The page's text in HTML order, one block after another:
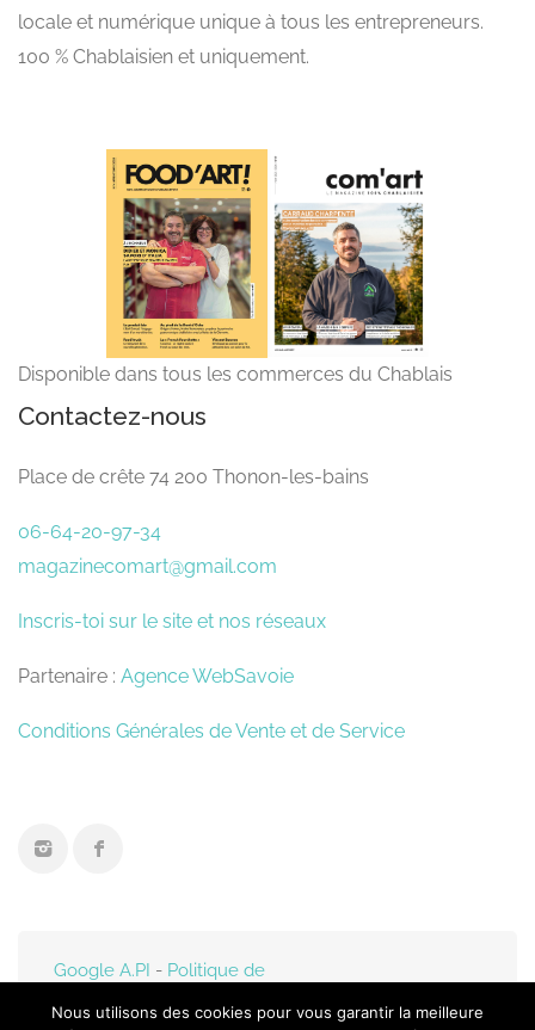
locale et numérique unique à tous les entrepreneurs.
100 % Chablaisien et uniquement.
Disponible dans tous les commerces du Chablais
Contactez-nous
Place de crête 74 200 Thonon-les-bains
06-64-20-97-34
magazinecomart@gmail.com
Inscris-toi sur le site et nos réseaux
Partenaire : Agence WebSavoie
Conditions Générales de Vente et de Service
Google A.PI - Politique de
confidentialité - Mis en
Nous utilisons des cookies pour vous garantir la meilleure